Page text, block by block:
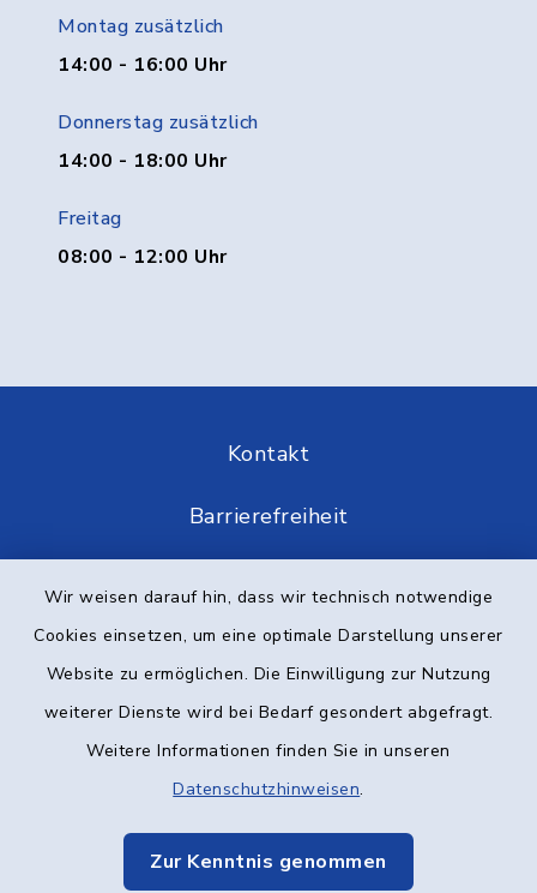
Wir weisen darauf hin, dass wir technisch notwendige
Cookies einsetzen, um eine optimale Darstellung unserer
Website zu ermöglichen. Die Einwilligung zur Nutzung
weiterer Dienste wird bei Bedarf gesondert abgefragt.
Weitere Informationen finden Sie in unseren
Datenschutzhinweisen.
Zur Kenntnis genommen
Montag zusätzlich
14:00 - 16:00 Uhr
Donnerstag zusätzlich
14:00 - 18:00 Uhr
Freitag
08:00 - 12:00 Uhr
Kontakt
Barrierefreiheit
Impressum
Elektronische Kommunikation
Sitemap
Cookie-Einstellungen